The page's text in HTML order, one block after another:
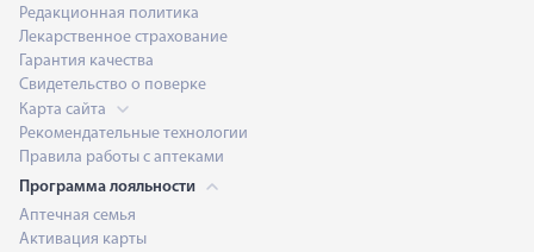
Редакционная политика
Лекарственное страхование
Гарантия качества
Свидетельство о поверке
Карта сайта
Рекомендательные технологии
Правила работы с аптеками
Программа лояльности
Аптечная семья
Активация карты